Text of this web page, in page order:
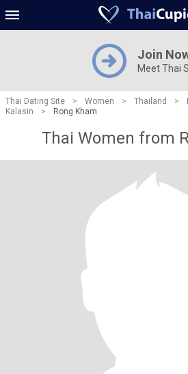
Join
Meet Thai
Thai Dating Site > Women > Thailand >
Kalasin
> Rong Kham
Thai Women from